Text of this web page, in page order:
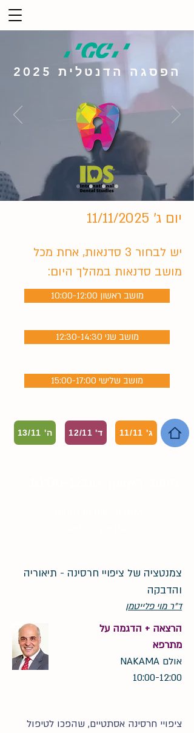
הפסגה הדנטלית 2025
יום ג' 11/11/2025
יש לבחור 3 סדנאות, אחת מכל
מושב סדנאות במהלך היום:
10:00-12:00 מושב ראשון
12:30-14:30 מושב שני
15:00-17:00 מושב שלישי
ה' 13/11 ד' 12/11 ג' 11/11
צמנטציה של ציפויי חרסינה - תיאוריה
והדבקה
ד"ר מוי פלייטמן
הרצאה + הדגמה על
מתרפא
אולם NAKAMA
10:00-12:00
ציפויי חרסינה אסתטיים, שהפכו לטיפול